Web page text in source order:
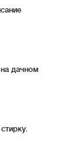
дачном